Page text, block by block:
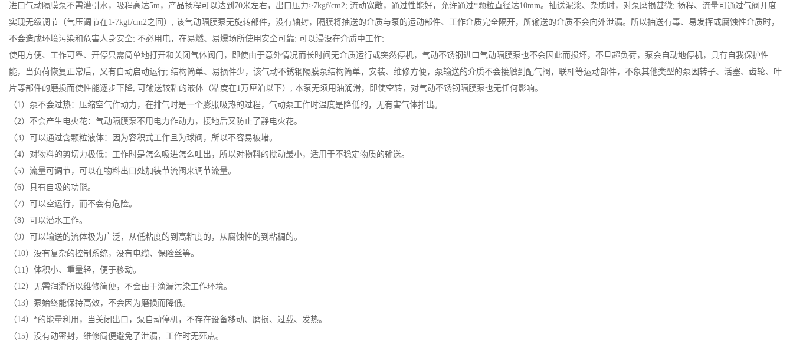
进口气动隔膜泵不需灌引水，吸程高达5m，产品扬程可以达到70米左右，出口压力≥7kgf/cm2; 流动宽敞，通过性能好，允许通过*颗粒直径达10mm。抽送泥浆、杂质时，对泵磨损甚微; 扬程、流量可通过气阀开度
实现无级调节（气压调节在1-7kgf/cm2之间）; 该气动隔膜泵无旋转部件，没有轴封，隔膜将抽送的介质与泵的运动部件、工作介质完全隔开，所输送的介质不会向外泄漏。所以抽送有毒、易发挥或腐蚀性介质时，
不会造成环境污染和危害人身安全; 不必用电，在易燃、易爆场所使用安全可靠; 可以浸没在介质中工作;
使用方便、工作可靠、开停只需简单地打开和关闭气体阀门，即使由于意外情况而长时间无介质运行或突然停机，气动不锈钢进口气动隔膜泵也不会因此而损坏，不旦超负荷，泵会自动地停机，具有自我保护性
能，当负荷恢复正常后，又有自动启动运行; 结构简单、易损件少，该气动不锈钢隔膜泵结构简单，安装、维修方便，泵输送的介质不会接触到配气阀，联杆等运动部件，不象其他类型的泵因转子、活塞、齿轮、叶
片等部件的磨损而使性能逐步下降; 可输送较粘的液体（粘度在1万厘泊以下）; 本泵无须用油润滑，即使空转，对气动不锈钢隔膜泵也无任何影响。
（1）泵不会过热：压缩空气作动力，在排气时是一个膨胀吸热的过程，气动泵工作时温度是降低的，无有害气体排出。
（2）不会产生电火花：气动隔膜泵不用电力作动力，接地后又防止了静电火花。
（3）可以通过含颗粒液体：因为容积式工作且为球阀，所以不容易被堵。
（4）对物料的剪切力极低：工作时是怎么吸进怎么吐出，所以对物料的搅动最小，适用于不稳定物质的输送。
（5）流量可调节，可以在物料出口处加装节流阀来调节流量。
（6）具有自吸的功能。
（7）可以空运行，而不会有危险。
（8）可以潜水工作。
（9）可以输送的流体极为广泛，从低粘度的到高粘度的，从腐蚀性的到粘稠的。
（10）没有复杂的控制系统，没有电缆、保险丝等。
（11）体积小、重量轻，便于移动。
（12）无需润滑所以维修简便，不会由于滴漏污染工作环境。
（13）泵始终能保持高效，不会因为磨损而降低。
（14）*的能量利用，当关闭出口，泵自动停机，不存在设备移动、磨损、过载、发热。
（15）没有动密封，维修简便避免了泄漏，工作时无死点。